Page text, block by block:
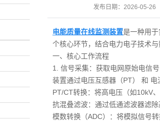
置
多功能仪表
蓄电池检测装置
发布日期： 2026-05-26
电能质量在线监测装置是一种用
个核心环节，结合电力电子技术
一、核心工作流程
1. 信号采集：获取电网原始电信号
装置通过电压互感器（PT） 和 电
PT/CT转换：将高电压（如10kV
抗混叠滤波：通过低通滤波器滤
模数转换（ADC）：将模拟信号